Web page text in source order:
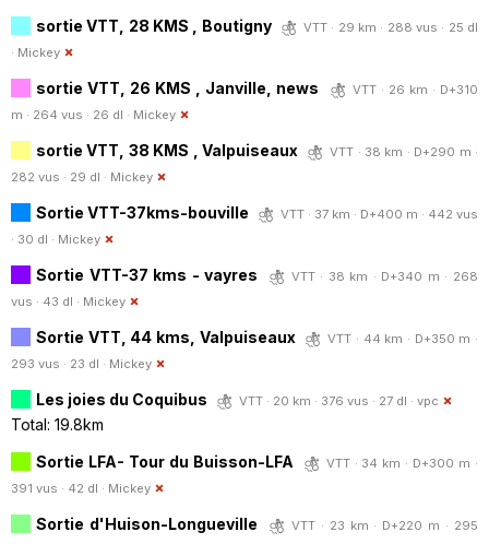
sortie VTT, 28 KMS , Boutigny
VTT · 29 km · 288 vus · 25 dl
· Mickey
sortie VTT, 26 KMS , Janville, news
VTT · 26 km · D+310
m · 264 vus · 26 dl · Mickey
sortie VTT, 38 KMS , Valpuiseaux
VTT · 38 km · D+290 m ·
282 vus · 29 dl · Mickey
Sortie VTT-37kms-bouville
VTT · 37 km · D+400 m · 442 vus
· 30 dl · Mickey
Sortie VTT-37 kms - vayres
VTT · 38 km · D+340 m · 268
vus · 43 dl · Mickey
Sortie VTT, 44 kms, Valpuiseaux
VTT · 44 km · D+350 m ·
293 vus · 23 dl · Mickey
Les joies du Coquibus VTT · 20 km · 376 vus · 27 dl · vpc
Total: 19.8km
Sortie LFA- Tour du Buisson-LFA
VTT · 34 km · D+300 m ·
391 vus · 42 dl · Mickey
Sortie d'Huison-Longueville
VTT · 23 km · D+220 m · 295